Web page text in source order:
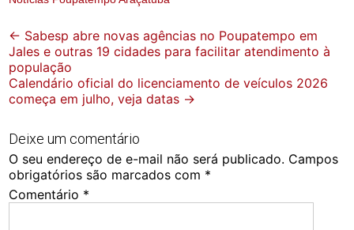
Post
navigation
← Sabesp abre novas agências no Poupatempo em
Jales e outras 19 cidades para facilitar atendimento à
população
Calendário oficial do licenciamento de veículos 2026
começa em julho, veja datas →
Deixe um comentário
O seu endereço de e-mail não será publicado. Campos
obrigatórios são marcados com *
Comentário *